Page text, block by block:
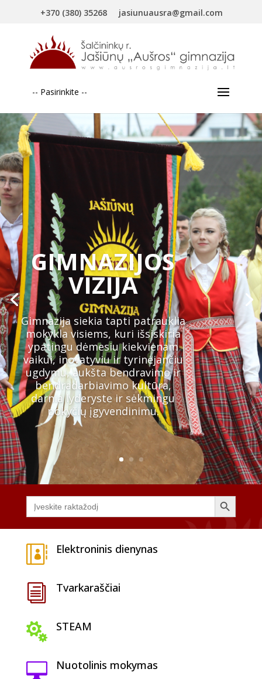
+370 (380) 35268 jasiunuausra@gmail.com
-- Pasirinkite --
GIMNAZIJOS
VIZIJA
Gimnazija siekia tapti patrauklia
mokykla visiems, kuri išsiskiria
ypatingu dėmesiu kiekvienam
vaikui, inovatyviu ir tyrinėjančiu
ugdymu, aukšta bendravimo ir
bendradarbiavimo kultūra,
darnia lyderyste ir sėkmingu
pokyčių įgyvendinimu.
Search
for:
Search Button
 Elektroninis dienynas
i Tvarkaraščiai
 STEAM
 Nuotolinis mokymas